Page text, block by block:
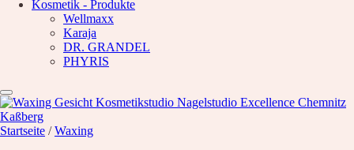
Waxing
Unsere Empfehlung
Hyaluron pen Behandlung
Microblading
PMU Permanent Make Up
DR. GRANDEL
Kosmetik - Produkte
Wellmaxx
Karaja
DR. GRANDEL
PHYRIS
Startseite / Waxing